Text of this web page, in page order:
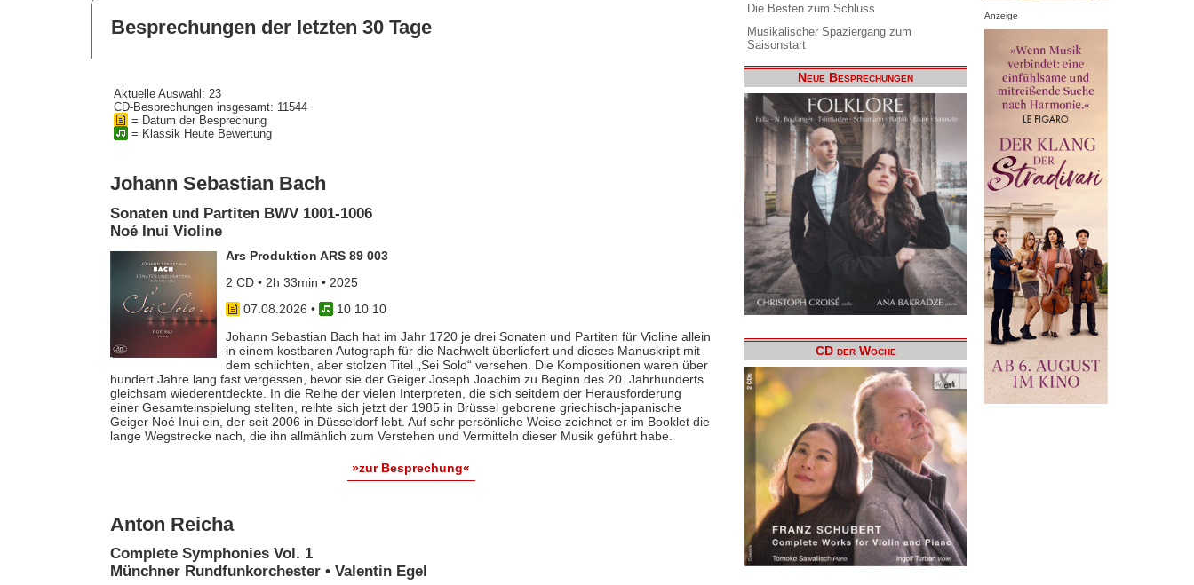
Besprechungen der letzten 30 Tage
Aktuelle Auswahl: 23
CD-Besprechungen insgesamt: 11544
= Datum der Besprechung
= Klassik Heute Bewertung
Johann Sebastian Bach
Sonaten und Partiten BWV 1001-1006
Noé Inui Violine
Ars Produktion ARS 89 003
2 CD • 2h 33min • 2025
07.08.2026 •
10 10 10
Johann Sebastian Bach hat im Jahr 1720 je drei Sonaten und Partiten für Violine allein
in einem kostbaren Autograph für die Nachwelt überliefert und dieses Manuskript mit
dem schlichten, aber stolzen Titel „Sei Solo“ versehen. Die Kompositionen waren über
hundert Jahre lang fast vergessen, bevor sie der Geiger Joseph Joachim zu Beginn des 20. Jahrhunderts
gleichsam wiederentdeckte. In die Reihe der vielen Interpreten, die sich seitdem der Herausforderung
einer Gesamteinspielung stellten, reihte sich jetzt der 1985 in Brüssel geborene griechisch-japanische
Geiger Noé Inui ein, der seit 2006 in Düsseldorf lebt. Auf sehr persönliche Weise zeichnet er im Booklet die
lange Wegstrecke nach, die ihn allmählich zum Verstehen und Vermitteln dieser Musik geführt habe.
»zur Besprechung«
Anton Reicha
Complete Symphonies Vol. 1
Münchner Rundfunkorchester • Valentin Egel
Die Besten zum Schluss
Musikalischer Spaziergang zum
Saisonstart
Neue Besprechungen
CD der Woche
Anzeige